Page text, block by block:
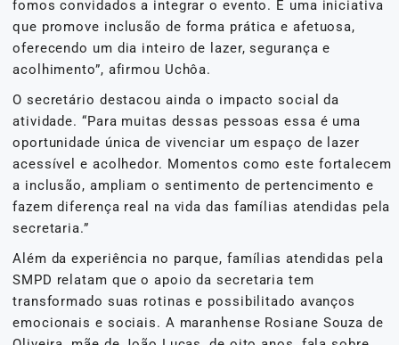
fomos convidados a integrar o evento. É uma iniciativa
que promove inclusão de forma prática e afetuosa,
oferecendo um dia inteiro de lazer, segurança e
acolhimento”, afirmou Uchôa.
O secretário destacou ainda o impacto social da
atividade. “Para muitas dessas pessoas essa é uma
oportunidade única de vivenciar um espaço de lazer
acessível e acolhedor. Momentos como este fortalecem
a inclusão, ampliam o sentimento de pertencimento e
fazem diferença real na vida das famílias atendidas pela
secretaria.”
Além da experiência no parque, famílias atendidas pela
SMPD relatam que o apoio da secretaria tem
transformado suas rotinas e possibilitado avanços
emocionais e sociais. A maranhense Rosiane Souza de